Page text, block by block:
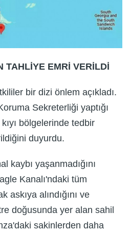
TAHLİYE EMRİ VERİLDİ
bir dizi önlem açıkladı.
Sekreterliği yaptığı
bölgelerinde tedbir
duyurdu.
kaybı yaşanmadığını
Kanalı'ndaki tüm
alındığını ve
doğusunda yer alan sahil
sakinlerden daha